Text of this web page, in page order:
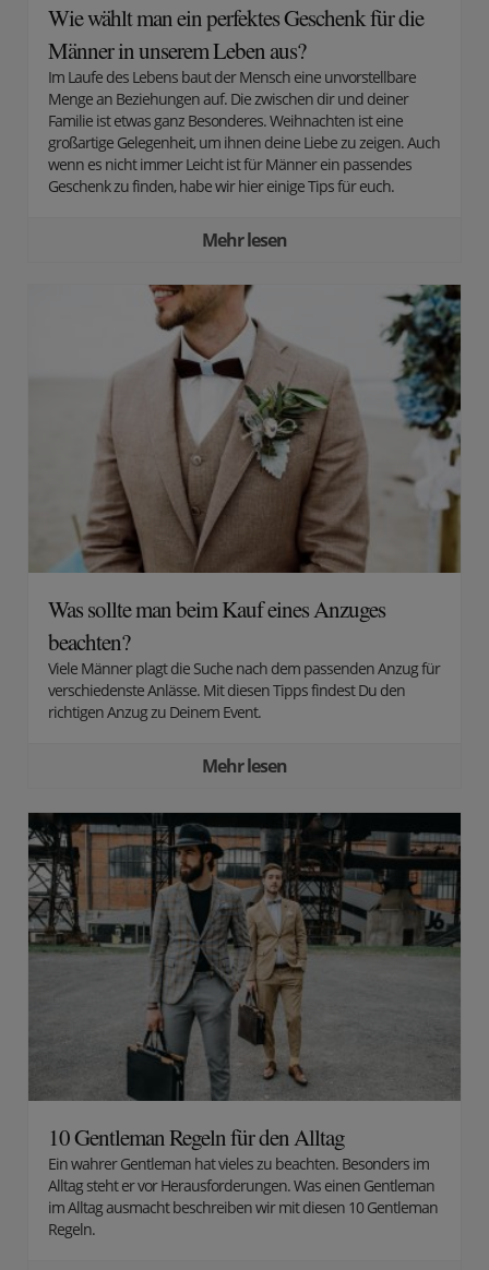
Wie wählt man ein perfektes Geschenk für die
Männer in unserem Leben aus?
Im Laufe des Lebens baut der Mensch eine unvorstellbare
Menge an Beziehungen auf. Die zwischen dir und deiner
Familie ist etwas ganz Besonderes. Weihnachten ist eine
großartige Gelegenheit, um ihnen deine Liebe zu zeigen. Auch
wenn es nicht immer Leicht ist für Männer ein passendes
Geschenk zu finden, habe wir hier einige Tips für euch.
Mehr lesen
Was sollte man beim Kauf eines Anzuges
beachten?
Viele Männer plagt die Suche nach dem passenden Anzug für
verschiedenste Anlässe. Mit diesen Tipps findest Du den
richtigen Anzug zu Deinem Event.
Mehr lesen
10 Gentleman Regeln für den Alltag
Ein wahrer Gentleman hat vieles zu beachten. Besonders im
Alltag steht er vor Herausforderungen. Was einen Gentleman
im Alltag ausmacht beschreiben wir mit diesen 10 Gentleman
Regeln.